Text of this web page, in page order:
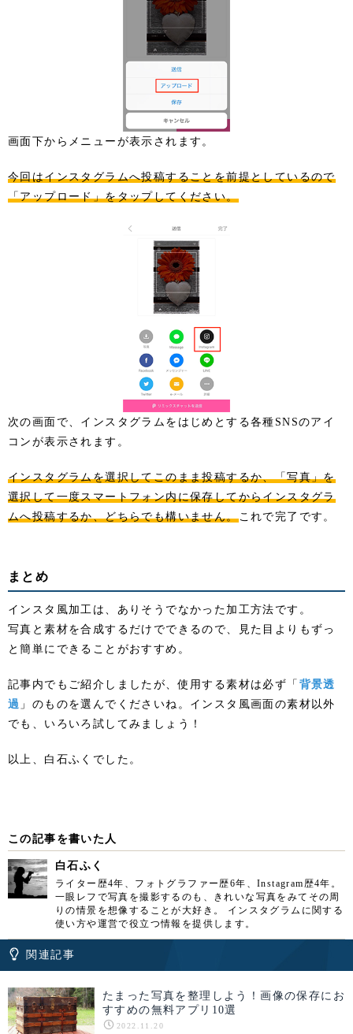
画面下からメニューが表示されます。
今回はインスタグラムへ投稿することを前提としているので
「アップロード」をタップしてください。
次の画面で、インスタグラムをはじめとする各種SNSのアイ
コンが表示されます。
インスタグラムを選択してこのまま投稿するか、「写真」を
選択して一度スマートフォン内に保存してからインスタグラ
ムへ投稿するか、どちらでも構いません。これで完了です。
まとめ
インスタ風加工は、ありそうでなかった加工方法です。
写真と素材を合成するだけでできるので、見た目よりもずっ
と簡単にできることがおすすめ。
記事内でもご紹介しましたが、使用する素材は必ず「 背景透
過 」のものを選んでくださいね。インスタ風画面の素材以外
でも、いろいろ試してみましょう！
以上、白石ふくでした。
この記事を書いた人
白石ふく
ライター歴4年、フォトグラファー歴6年、Instagram歴4年。
一眼レフで写真を撮影するのも、きれいな写真をみてその周
りの情景を想像することが大好き。 インスタグラムに関する
使い方や運営で役立つ情報を提供します。
関連記事
たまった写真を整理しよう！画像の保存にお
すすめの無料アプリ10選
2022.11.20